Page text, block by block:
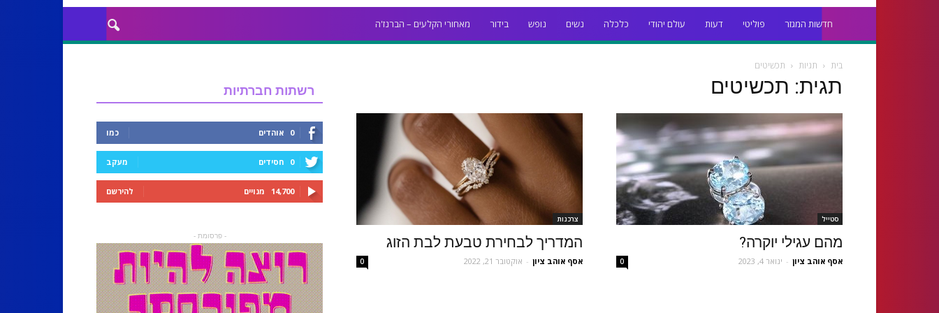
חדשות המגזר פוליטי דעות עולם יהודי כלכלה נשים נופש בידור מאחורי הקלעים – הברנז'ה
בית תגיות תכשיטים
תגית: תכשיטים
סטייל
מהם עגילי יוקרה?
אסף אוהב ציון - ינואר 4, 2023 0
צרכנות
המדריך לבחירת טבעת לבת הזוג
אסף אוהב ציון - אוקטובר 21, 2022 0
רשתות חברתיות
0 אוהדים כמו
0 חסידים מעקב
14,700 מנויים להירשם
- פרסומת -